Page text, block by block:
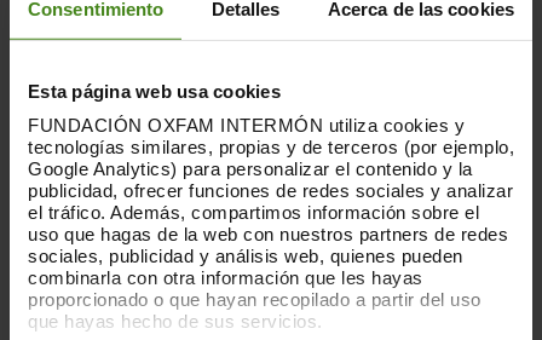
Consentimiento Detalles Acerca de las cookies
Esta página web usa cookies
FUNDACIÓN OXFAM INTERMÓN utiliza cookies y
tecnologías similares, propias y de terceros (por ejemplo,
Google Analytics) para personalizar el contenido y la
publicidad, ofrecer funciones de redes sociales y analizar
el tráfico. Además, compartimos información sobre el
uso que hagas de la web con nuestros partners de redes
sociales, publicidad y análisis web, quienes pueden
combinarla con otra información que les hayas
proporcionado o que hayan recopilado a partir del uso
que hayas hecho de sus servicios.
PUBLICACIONES RELACIONADAS